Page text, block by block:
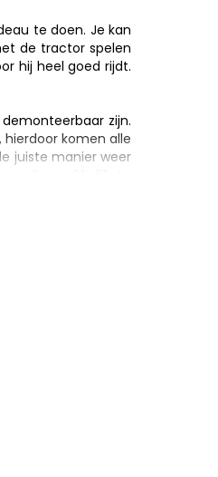
te doen. Je kan
de tractor spelen
hij heel goed rijdt.
zijn.
komen alle
juiste manier weer
18 maanden.